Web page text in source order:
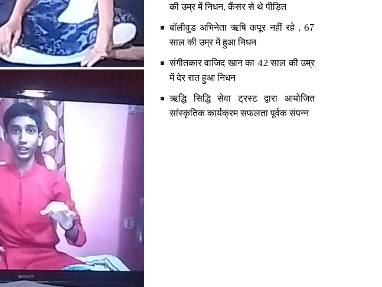
की उम्र में निधन, कैंसर से थे पीड़ित
बॉलीवुड अभिनेता ऋषि कपूर नहीं रहे , 67
साल की उम्र में हुआ निधन
संगीतकार वाजिद खान का 42 साल की उम्र
में देर रात हुआ निधन
ऋद्धि सिद्धि सेवा ट्रस्ट द्वारा आयोजित
सांस्कृतिक कार्यक्रम सफलता पूर्वक संपन्न